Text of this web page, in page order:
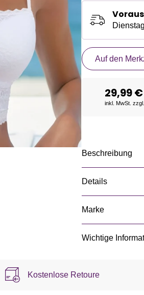
Auf den
29,99 €
inkl. MwSt. zzgl.
Beschreibung
Details
Marke
Wichtige
Kostenlose Retoure